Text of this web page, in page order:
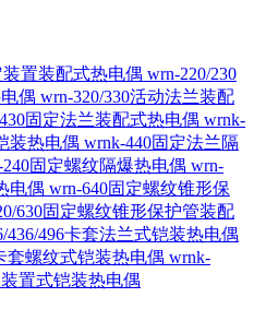
装置装配式热电偶 wrn-220/230
偶 wrn-320/330活动法兰装配
固定法兰装配式热电偶 wrnk-
装热电偶 wrnk-440固定法兰隔
240固定螺纹隔爆热电偶 wrn-
电偶 wrn-640固定螺纹锥形保
630固定螺纹锥形保护管装配
436/496卡套法兰式铠装热电偶
套螺纹式铠装热电偶 wrnk-
置式铠装热电偶